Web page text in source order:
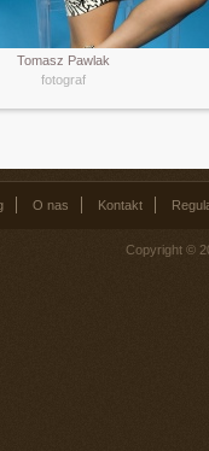
Tomasz Pawlak
fotograf
O nas Kontakt
Copyright ©